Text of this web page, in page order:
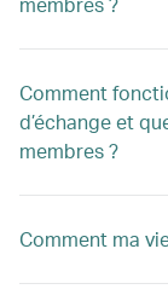
Comment
d’échange et
membres ?
Comment ma